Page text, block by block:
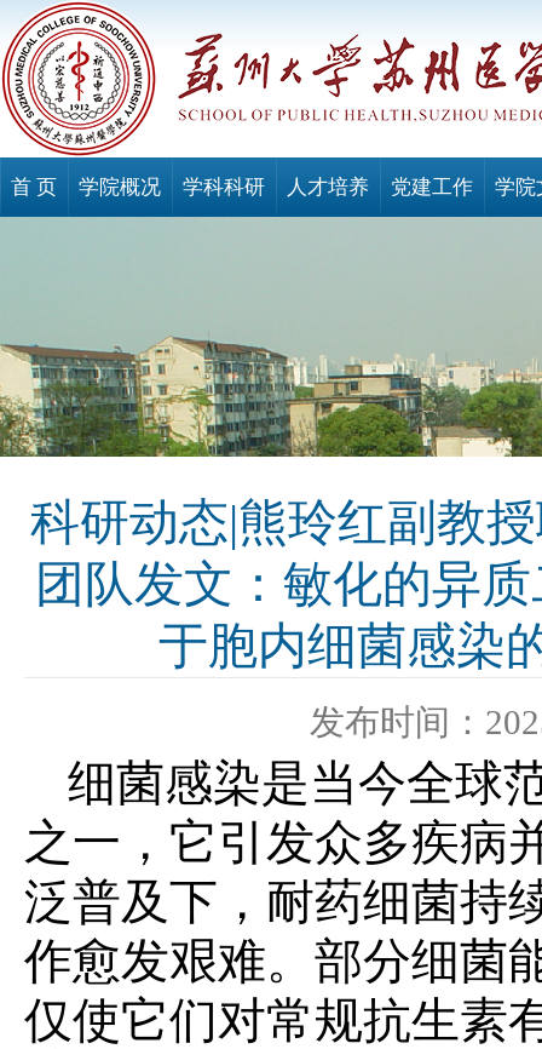
首 页 学院概况 学科科研 人才培养 党建工作 学院
科研动态|熊玲红副教
团队发文：敏化的异
于胞内细菌感染
发布时间：
细菌感染是当今全球
之一，它引发众多疾病
泛普及下，耐药细菌持
作愈发艰难。部分细菌
仅使它们对常规抗生素